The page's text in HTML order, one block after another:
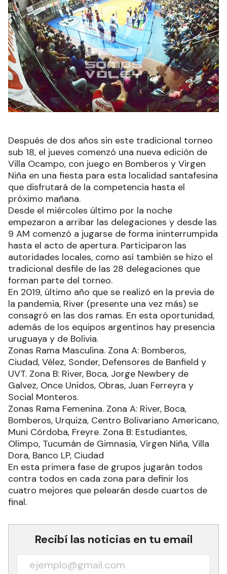
Después de dos años sin este tradicional torneo
sub 18, el jueves comenzó una nueva edición de
Villa Ocampo, con juego en Bomberos y Virgen
Niña en una fiesta para esta localidad santafesina
que disfrutará de la competencia hasta el
próximo mañana.
Desde el miércoles último por la noche
empezaron a arribar las delegaciones y desde las
9 AM comenzó a jugarse de forma ininterrumpida
hasta el acto de apertura. Participaron las
autoridades locales, como así también se hizo el
tradicional desfile de las 28 delegaciones que
forman parte del torneo.
En 2019, último año que se realizó en la previa de
la pandemia, River (presente una vez más) se
consagró en las dos ramas. En esta oportunidad,
además de los equipos argentinos hay presencia
uruguaya y de Bolivia.
Zonas Rama Masculina. Zona A: Bomberos,
Ciudad, Vélez, Sonder, Defensores de Banfield y
UVT. Zona B: River, Boca, Jorge Newbery de
Galvez, Once Unidos, Obras, Juan Ferreyra y
Social Monteros.
Zonas Rama Femenina. Zona A: River, Boca,
Bomberos, Urquiza, Centro Bolivariano Americano,
Muni Córdoba, Freyre. Zona B: Estudiantes,
Olimpo, Tucumán de Gimnasia, Virgen Niña, Villa
Dora, Banco LP, Ciudad
En esta primera fase de grupos jugarán todos
contra todos en cada zona para definir los
cuatro mejores que pelearán desde cuartos de
final.
Recibí las noticias en tu email